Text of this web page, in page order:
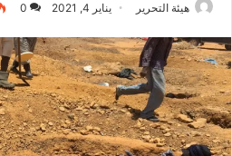
هيئة التحرير يناير 4, 2021 0